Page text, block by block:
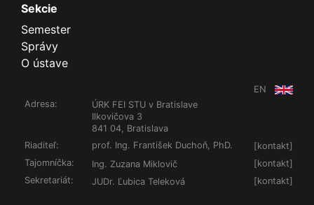
Sekcie
Semester
Správy
O ústave
EN
Adresa:
ÚRK FEI STU v Bratislave
Ilkovičova 3
841 04, Bratislava
Riaditeľ:
prof. Ing. František Duchoň, PhD. [kontakt]
Tajomníčka:
Ing. Zuzana Miklovič [kontakt]
Sekretariát:
JUDr. Ľubica Teleková [kontakt]